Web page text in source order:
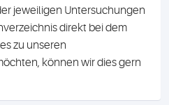
jeweiligen Untersuchungen
direkt bei dem
zu unseren
können wir dies gern